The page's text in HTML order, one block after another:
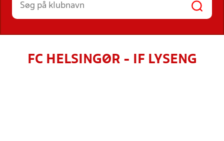
FC HELSINGØR - IF LYSENG